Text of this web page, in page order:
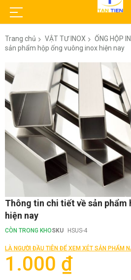
Trang chủ VẬT TƯ INOX ỐNG HỘP
sản phẩm hộp ống vuông inox hiện nay
đến
phần
đầu
của
thư
viện
hình
ảnh
Chuyển
phần
đầu
của
thư
viện
hình
Thông tin chi tiết về sản phẩm
hiện nay
CÒN TRONG KHOSKU HSUS-4
LÀ NGƯỜI ĐẦU TIÊN ĐỂ XEM XÉT SẢN PHẨM
1.000 ₫